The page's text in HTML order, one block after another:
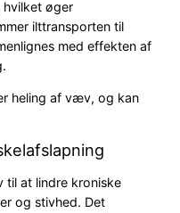
hvilket øger
ilttransporten til
med effekten af
heling af væv, og kan
at lindre kroniske
og stivhed. Det